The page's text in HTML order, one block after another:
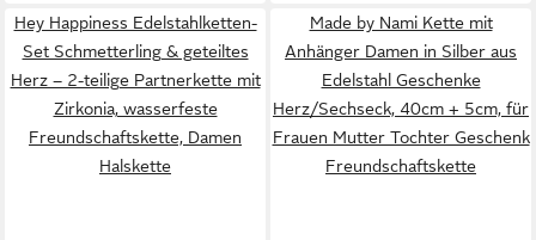
Hey Happiness Edelstahlketten-
Set Schmetterling & geteiltes
Herz – 2-teilige Partnerkette mit
Zirkonia, wasserfeste
Freundschaftskette, Damen
Halskette
Made by Nami Kette mit
Anhänger Damen in Silber aus
Edelstahl Geschenke
Herz/Sechseck, 40cm + 5cm, für
Frauen Mutter Tochter Geschenk
Freundschaftskette